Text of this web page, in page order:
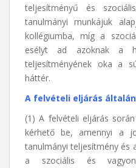
teljesítményű és
tanulmányi munkájuk
kollégiumba, míg a
esélyt ad azoknak a
teljesítményének oka a
háttér.
A felvételi eljárás
(1) A felvételi eljárás
kérhető be, amennyi a
tanulmányi teljesítmény és
a szociális és